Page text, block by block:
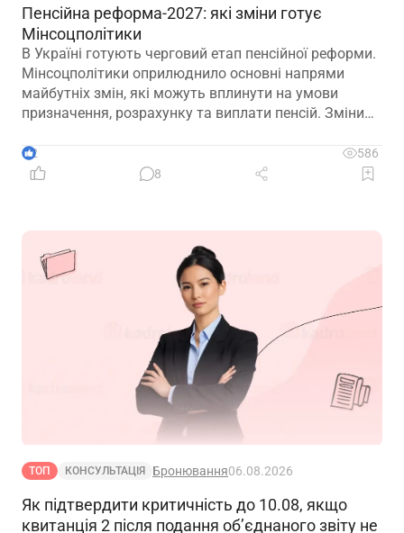
Пенсійна реформа-2027: які зміни готує
Мінсоцполітики
В Україні готують черговий етап пенсійної реформи.
Мінсоцполітики оприлюднило основні напрями
майбутніх змін, які можуть вплинути на умови
призначення, розрахунку та виплати пенсій. Зміни
2
586
8
ТОП КОНСУЛЬТАЦІЯ Бронювання06.08.2026
Як підтвердити критичність до 10.08, якщо
квитанція 2 після подання об’єднаного звіту не